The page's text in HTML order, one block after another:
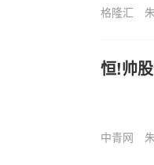
格隆汇
恒!帅
中青网